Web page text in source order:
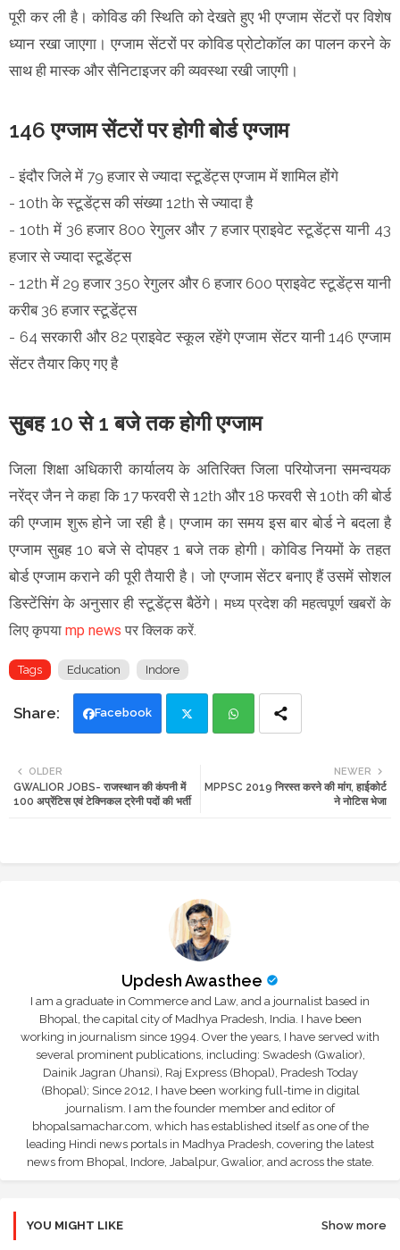
पूरी कर ली है। कोविड की स्थिति को देखते हुए भी एग्जाम सेंटरों पर विशेष
ध्यान रखा जाएगा। एग्जाम सेंटरों पर कोविड प्रोटोकॉल का पालन करने के
साथ ही मास्क और सैनिटाइजर की व्यवस्था रखी जाएगी।
146 एग्जाम सेंटरों पर होगी बोर्ड एग्जाम
- इंदौर जिले में 79 हजार से ज्यादा स्टूडेंट्स एग्जाम में शामिल होंगे
- 10th के स्टूडेंट्स की संख्या 12th से ज्यादा है
- 10th में 36 हजार 800 रेगुलर और 7 हजार प्राइवेट स्टूडेंट्स यानी 43
हजार से ज्यादा स्टूडेंट्स
- 12th में 29 हजार 350 रेगुलर और 6 हजार 600 प्राइवेट स्टूडेंट्स यानी
करीब 36 हजार स्टूडेंट्स
- 64 सरकारी और 82 प्राइवेट स्कूल रहेंगे एग्जाम सेंटर यानी 146 एग्जाम
सेंटर तैयार किए गए है
सुबह 10 से 1 बजे तक होगी एग्जाम
जिला शिक्षा अधिकारी कार्यालय के अतिरिक्त जिला परियोजना समन्वयक
नरेंद्र जैन ने कहा कि 17 फरवरी से 12th और 18 फरवरी से 10th की बोर्ड
की एग्जाम शुरू होने जा रही है। एग्जाम का समय इस बार बोर्ड ने बदला है
एग्जाम सुबह 10 बजे से दोपहर 1 बजे तक होगी। कोविड नियमों के तहत
बोर्ड एग्जाम कराने की पूरी तैयारी है। जो एग्जाम सेंटर बनाए हैं उसमें सोशल
डिस्टेंसिंग के अनुसार ही स्टूडेंट्स बैठेंगे। मध्य प्रदेश की महत्वपूर्ण खबरों के
लिए कृपया mp news पर क्लिक करें.
Tags Education Indore
Facebook
tte ats
NEWER
MPPSC 2019 निरस्त करने की मांग, हाईकोर्ट
ने नोटिस भेजा
OLDER
GWALIOR JOBS- राजस्थान की कंपनी में
100 अप्रेंटिस एवं टेक्निकल ट्रेनी पदों की भर्ती
Updesh Awasthee
I am a graduate in Commerce and Law, and a journalist based in
Bhopal, the capital city of Madhya Pradesh, India. I have been
working in journalism since 1994. Over the years, I have served with
several prominent publications, including: Swadesh (Gwalior),
Dainik Jagran (Jhansi), Raj Express (Bhopal), Pradesh Today
(Bhopal); Since 2012, I have been working full-time in digital
journalism. I am the founder member and editor of
bhopalsamachar.com, which has established itself as one of the
leading Hindi news portals in Madhya Pradesh, covering the latest
news from Bhopal, Indore, Jabalpur, Gwalior, and across the state.
YOU MIGHT LIKE Show more